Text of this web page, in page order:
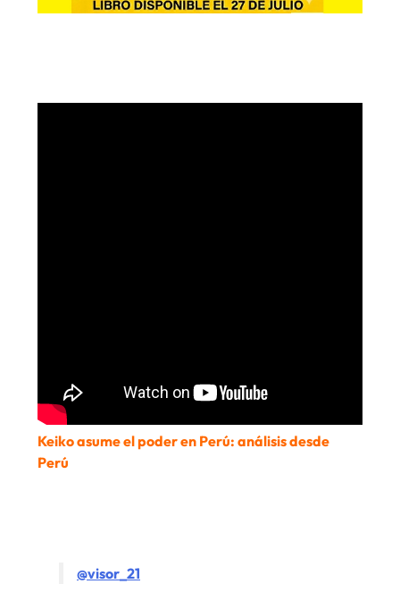
Keiko asume el poder en Perú: análisis desde
Perú
@visor_21